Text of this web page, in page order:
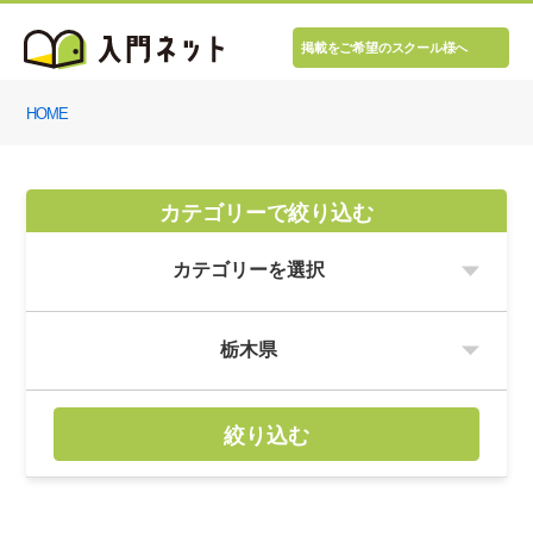
掲載をご希望のスクール様へ
HOME
カテゴリーで絞り込む
絞り込む